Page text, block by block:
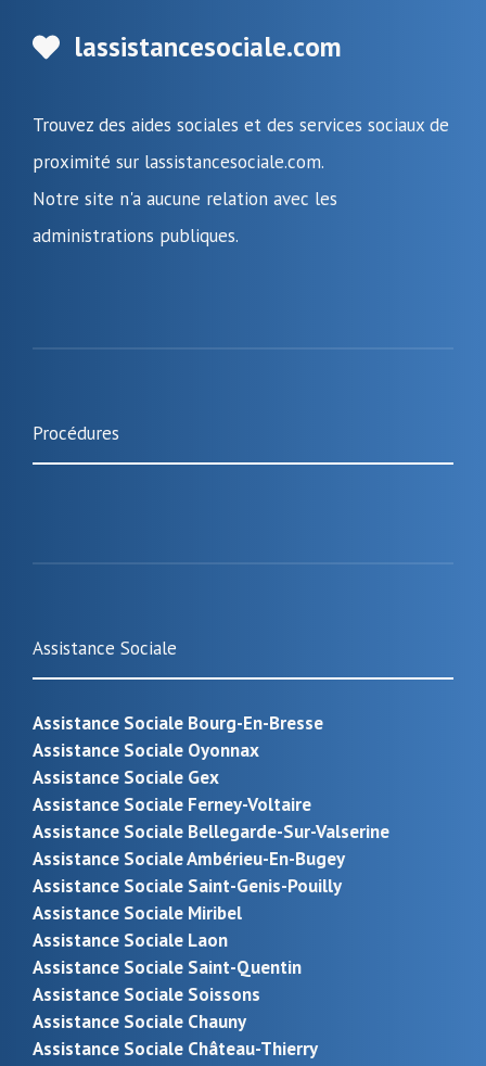
lassistancesociale.com
Trouvez des aides sociales et des services sociaux de
proximité sur lassistancesociale.com.
Notre site n'a aucune relation avec les
administrations publiques.
Procédures
Assistance Sociale
Assistance Sociale Bourg-En-Bresse
Assistance Sociale Oyonnax
Assistance Sociale Gex
Assistance Sociale Ferney-Voltaire
Assistance Sociale Bellegarde-Sur-Valserine
Assistance Sociale Ambérieu-En-Bugey
Assistance Sociale Saint-Genis-Pouilly
Assistance Sociale Miribel
Assistance Sociale Laon
Assistance Sociale Saint-Quentin
Assistance Sociale Soissons
Assistance Sociale Chauny
Assistance Sociale Château-Thierry